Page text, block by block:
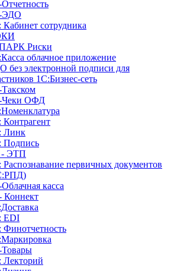
ЭДО
Кабинет сотрудника
Риски
облачное приложение
без электронной подписи для
1С:Бизнес-сеть
Чеки ОФД
Контрагент
Линк
Подпись
- ЭТП
Распознавание первичных документов
касса
Коннект
EDI
Финотчетность
Лекторий